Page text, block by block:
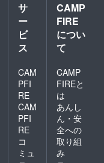
サ
ー
ビ
ス
CAM
PFI
RE
CAM
PFI
RE
コ
ミュ
CAMP
FIRE
につい
て
CAMP
FIREと
は
あんし
ん・安
全への
取り組
み